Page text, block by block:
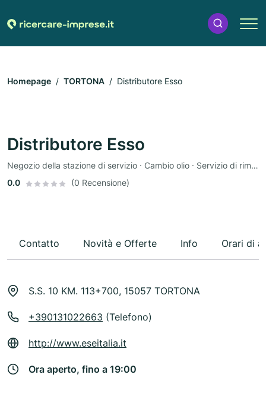
Homepage TORTONA Distributore Esso
Distributore Esso
Negozio della stazione di servizio · Cambio olio · Servizio di rimorchio
0.0
(0 Recensione)
Contatto Novità e Offerte Info Orari di
S.S. 10 KM. 113+700, 15057 TORTONA
+390131022663 (Telefono)
http://www.eseitalia.it
Ora aperto, fino a 19:00